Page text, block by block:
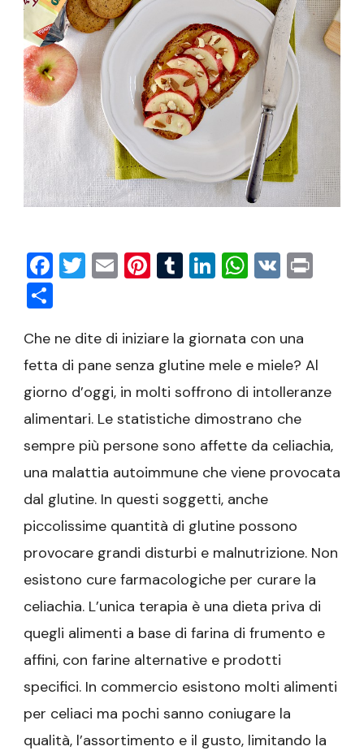
Facebook
Twitter
EmailPinterest
Tumblr
LinkedIn
VK
Che ne dite di iniziare la giornata con una
fetta di pane senza glutine mele e miele? Al
giorno d’oggi, in molti soffrono di intolleranze
alimentari. Le statistiche dimostrano che
sempre più persone sono affette da celiachia,
una malattia autoimmune che viene provocata
dal glutine. In questi soggetti, anche
piccolissime quantità di glutine possono
provocare grandi disturbi e malnutrizione. Non
esistono cure farmacologiche per curare la
celiachia. L’unica terapia è una dieta priva di
quegli alimenti a base di farina di frumento e
affini, con farine alternative e prodotti
specifici. In commercio esistono molti alimenti
per celiaci ma pochi sanno coniugare la
qualità, l’assortimento e il gusto, limitando la